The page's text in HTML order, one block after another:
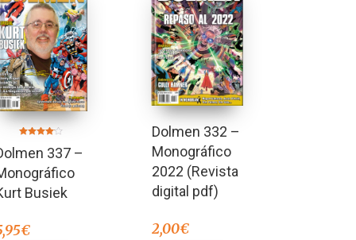
en
4.00
337 –
Busiek
€
Dolmen 332 –
Monográfico
2022 (Revista
digital pdf)
2,00€